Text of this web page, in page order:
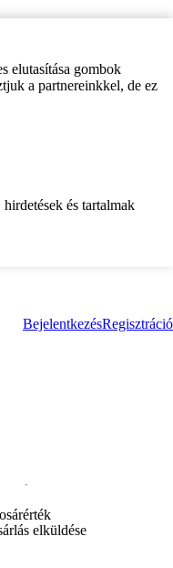
elutasítása gombok
a partnereinkkel, de ez
és tartalmak
BejelentkezésRegisztráció
kosárérték
elküldése